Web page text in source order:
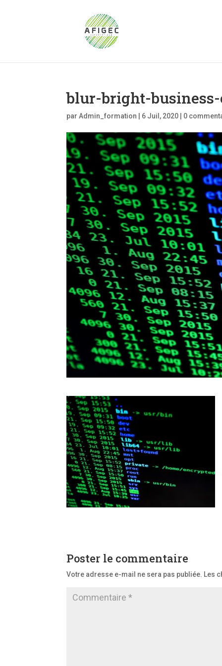
blur-bright-business-
parAdmin_formation 6 Juil, 2020 0
Poster le commentaire
Votre adresse e-mail ne sera pas publiée. Les